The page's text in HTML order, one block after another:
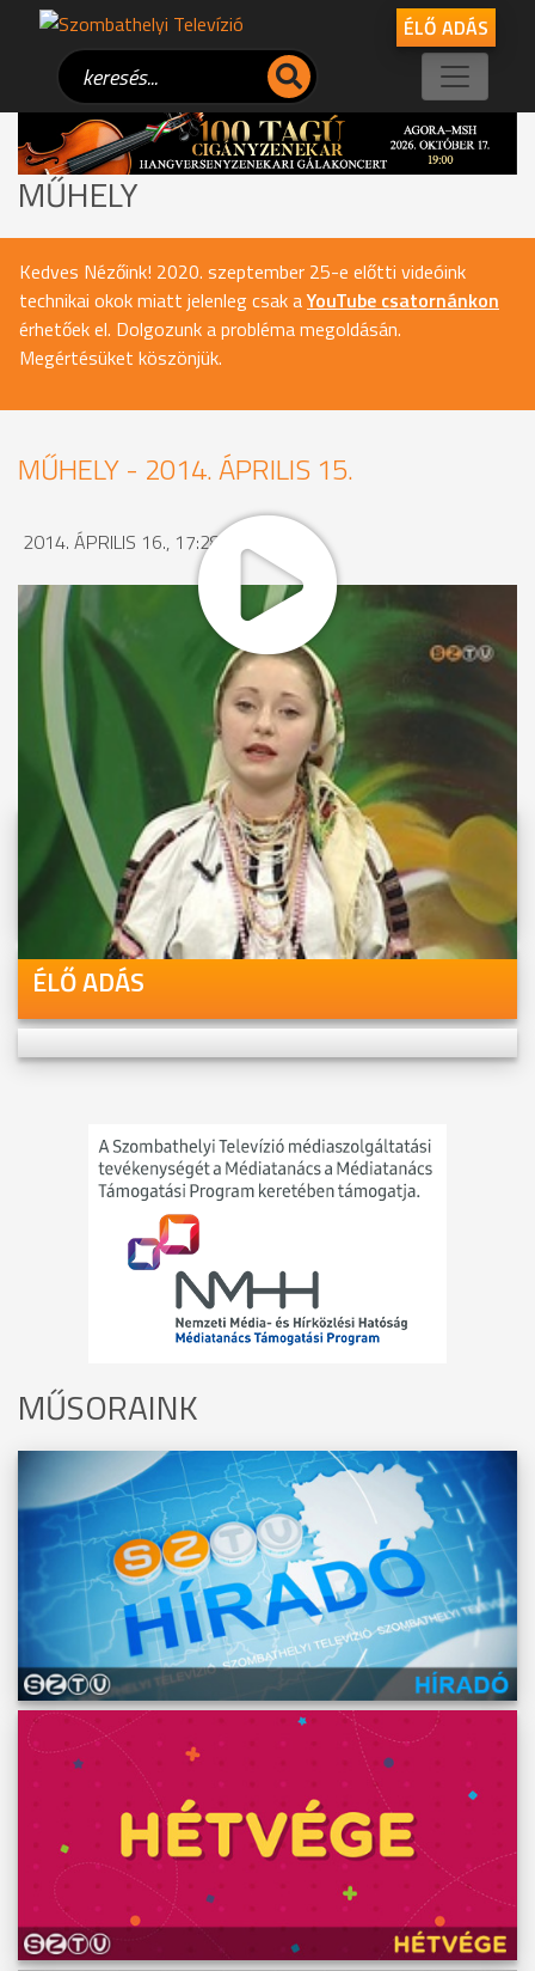
ÉLŐ ADÁS
MŰHELY
Kedves Nézőink! 2020. szeptember 25-e előtti videóink
technikai okok miatt jelenleg csak aYouTube csatornánkon
érhetőek el. Dolgozunk a probléma megoldásán.
Megértésüket köszönjük.
MŰHELY - 2014. ÁPRILIS 15.
2014. ÁPRILIS 16., 17:28
MEGOSZTÁS
Videóink megtekinthetőek
Youtube-csatornánkon is!
ÉLŐ ADÁS
MŰSORAINK